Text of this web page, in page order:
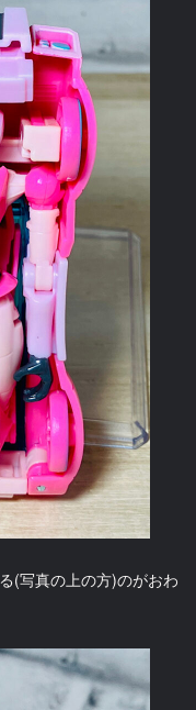
(写真の上の方)のがおわ